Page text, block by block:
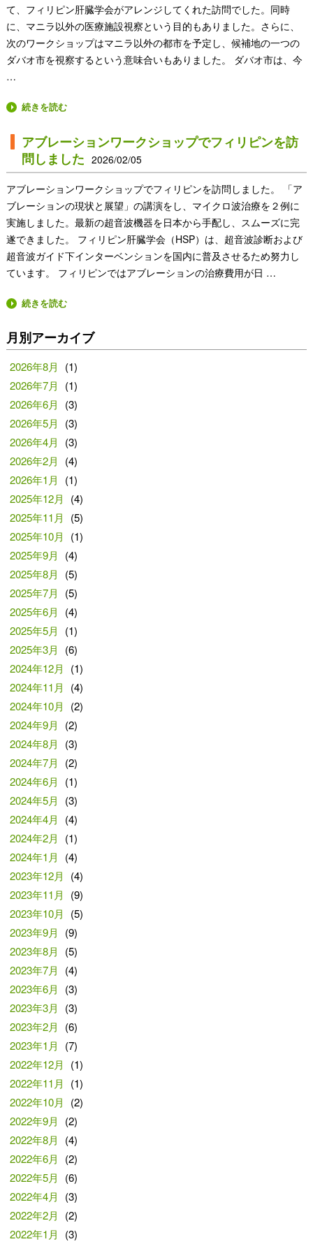
て、フィリピン肝臓学会がアレンジしてくれた訪問でした。同時
に、マニラ以外の医療施設視察という目的もありました。さらに、
次のワークショップはマニラ以外の都市を予定し、候補地の一つの
ダバオ市を視察するという意味合いもありました。 ダバオ市は、今
…
続きを読む
アブレーションワークショップでフィリピンを訪
問しました 2026/02/05
アブレーションワークショップでフィリピンを訪問しました。 「ア
ブレーションの現状と展望」の講演をし、マイクロ波治療を２例に
実施しました。最新の超音波機器を日本から手配し、スムーズに完
遂できました。 フィリピン肝臓学会（HSP）は、超音波診断および
超音波ガイド下インターベンションを国内に普及させるため努力し
ています。 フィリピンではアブレーションの治療費用が日 …
続きを読む
月別アーカイブ
2026年8月
(1)
2026年7月
(1)
2026年6月
(3)
2026年5月
(3)
2026年4月
(3)
2026年2月
(4)
2026年1月
(1)
2025年12月
(4)
2025年11月
(5)
2025年10月
(1)
2025年9月
(4)
2025年8月
(5)
2025年7月
(5)
2025年6月
(4)
2025年5月
(1)
2025年3月
(6)
2024年12月
(1)
2024年11月
(4)
2024年10月
(2)
2024年9月
(2)
2024年8月
(3)
2024年7月
(2)
2024年6月
(1)
2024年5月
(3)
2024年4月
(4)
2024年2月
(1)
2024年1月
(4)
2023年12月
(4)
2023年11月
(9)
2023年10月
(5)
2023年9月
(9)
2023年8月
(5)
2023年7月
(4)
2023年6月
(3)
2023年3月
(3)
2023年2月
(6)
2023年1月
(7)
2022年12月
(1)
2022年11月
(1)
2022年10月
(2)
2022年9月
(2)
2022年8月
(4)
2022年6月
(2)
2022年5月
(6)
2022年4月
(3)
2022年2月
(2)
2022年1月
(3)